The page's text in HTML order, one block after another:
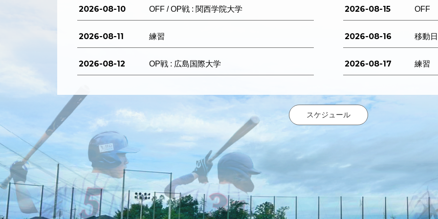
2026-08-10 OFF / OP戦 : 関西学院大学
2026-08-11 練習
2026-08-12 OP戦 : 広島国際大学
2026-08-15 OFF
2026-08-16 移動日
2026-08-17 練習
スケジュール